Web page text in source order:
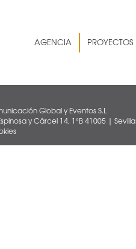
AGENCIA PROYECTOS
Global y Eventos S.L
y Cárcel 14, 1°B 41005 | Sevilla